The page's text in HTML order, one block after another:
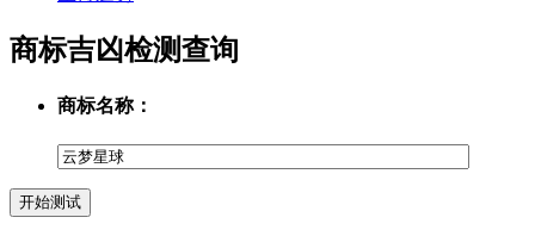
商标吉凶检测查询
商标名称：